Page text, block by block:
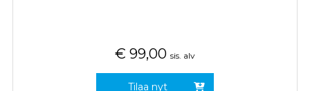
€ 99,00 sis. alv
Tilaa nyt